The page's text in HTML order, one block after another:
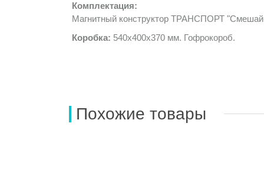
Комплектация:
Магнитный конструктор ТРАНСПОРТ "Смешай
Коробка: 540х400х370 мм. Гофрокороб.
Похожие товары